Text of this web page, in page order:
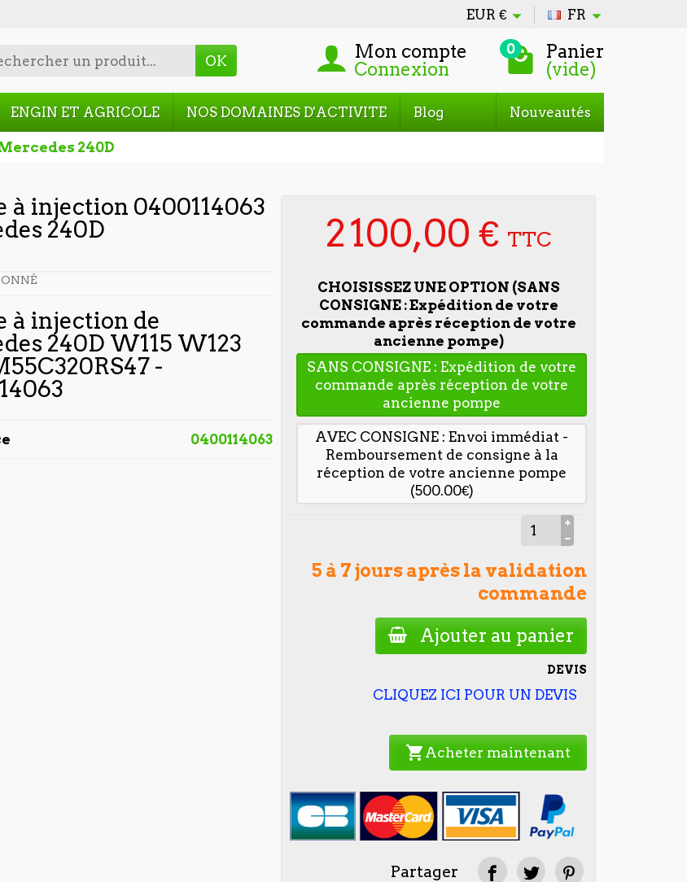
EUR € FR
OK Mon compte
Connexion
0 Panier
(vide)
ENGIN ET AGRICOLE NOS DOMAINES D'ACTIVITE Blog Nouveautés
240D
à injection 0400114063
240D
à injection de
240D W115 W123
-
0400114063
2 100,00 € TTC
CHOISISSEZ UNE OPTION (SANS
CONSIGNE : Expédition de votre
commande après réception de votre
ancienne pompe)
SANS CONSIGNE : Expédition de votre
commande après réception de votre
ancienne pompe
AVEC CONSIGNE : Envoi immédiat -
Remboursement de consigne à la
réception de votre ancienne pompe
(500.00€)
5 à 7 jours après la validation
commande
Ajouter au panier
DEVIS
CLIQUEZ ICI POUR UN DEVIS
shopping_cart Acheter maintenant
Partager